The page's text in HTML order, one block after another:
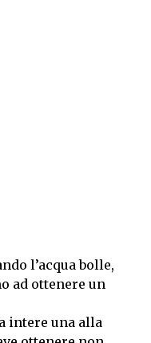
l’acqua bolle,
ad ottenere un
intere una alla